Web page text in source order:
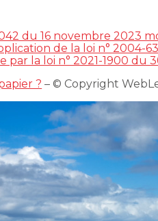
du 16 novembre 2023
de la loi n° 2004-
par la loi n° 2021-1900 du
? – © Copyright